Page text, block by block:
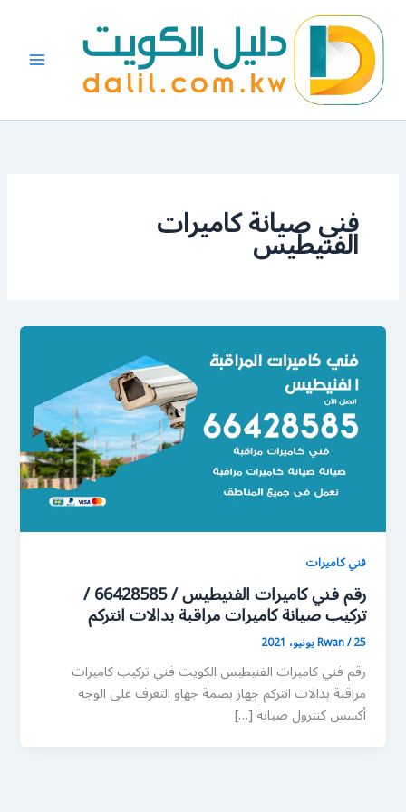
المحتوى
فني صيانة كاميرات
الفنيطيس
فني كاميرات
رقم فني كاميرات الفنيطيس / 66428585 /
تركيب صيانة كاميرات مراقبة بدالات انتركم
Rwan/25 يونيو، 2021
رقم فني كاميرات الفنيطيس الكويت فني تركيب كاميرات
مراقبة بدالات انتركم جهاز بصمة جهاو التعرف على الوجه
أكسس كنترول صيانة […]